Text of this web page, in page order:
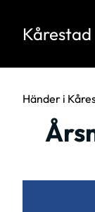
Kårestad
Händer i